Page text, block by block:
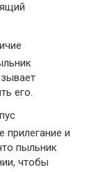
его.
прилегание и
пыльник
чтобы